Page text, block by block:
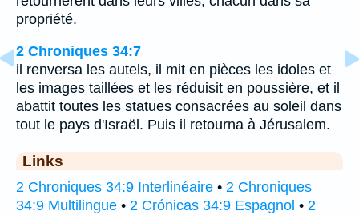
propriété.
2 Chroniques 34:7
il renversa les autels, il mit en pièces les idoles et
les images taillées et les réduisit en poussière, et il
abattit toutes les statues consacrées au soleil dans
tout le pays d'Israël. Puis il retourna à Jérusalem.
Links
2 Chroniques 34:9 Interlinéaire • 2 Chroniques
34:9 Multilingue • 2 Crónicas 34:9 Espagnol • 2